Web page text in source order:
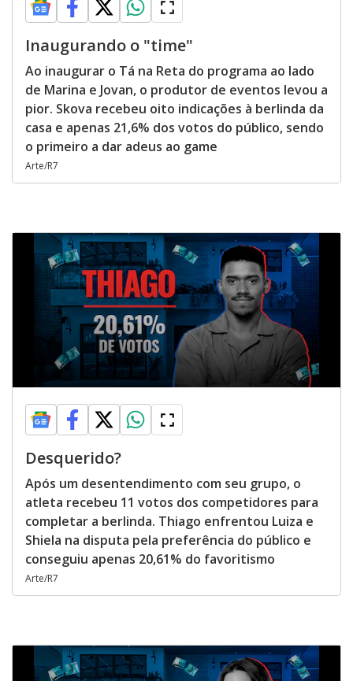
Inaugurando o "time"
Ao inaugurar o Tá na Reta do programa ao lado
de Marina e Jovan, o produtor de eventos levou a
pior. Skova recebeu oito indicações à berlinda da
casa e apenas 21,6% dos votos do público, sendo
o primeiro a dar adeus ao game
Arte/R7
Desquerido?
Após um desentendimento com seu grupo, o
atleta recebeu 11 votos dos competidores para
completar a berlinda. Thiago enfrentou Luiza e
Shiela na disputa pela preferência do público e
conseguiu apenas 20,61% do favoritismo
Arte/R7